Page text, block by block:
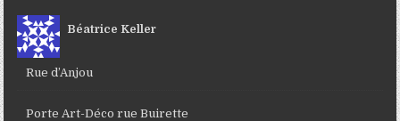
Béatrice Keller
Rue d’Anjou
Porte Art-Déco rue Buirette